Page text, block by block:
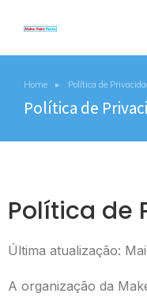
You are here:
Home Política de
Política de
Política de
Última atualização:
A organização da